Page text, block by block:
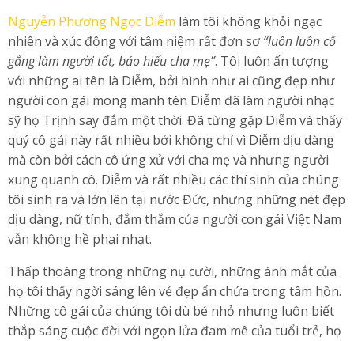
Nguyễn Phương Ngọc Diễm làm tôi không khỏi ngạc
nhiên và xúc động với tâm niệm rất đơn sơ “luôn luôn cố
gắng làm người tốt, báo hiếu cha mẹ”. Tôi luôn ấn tượng
với những ai tên là Diễm, bởi hình như ai cũng đẹp như
người con gái mong manh tên Diễm đã làm người nhạc
sỹ họ Trịnh say đắm một thời. Đã từng gặp Diễm và thấy
quý cô gái này rất nhiều bởi không chỉ vì Diễm dịu dàng
mà còn bởi cách cô ứng xử với cha mẹ và nhưng người
xung quanh cô. Diễm và rất nhiều các thí sinh của chúng
tôi sinh ra và lớn lên tại nước Đức, nhưng những nét đẹp
dịu dàng, nữ tính, đắm thắm của người con gái Việt Nam
vẫn không hề phai nhạt.
Thấp thoáng trong những nụ cười, những ánh mắt của
họ tôi thấy ngời sáng lên vẻ đẹp ẩn chứa trong tâm hồn.
Những cô gái của chúng tôi dù bé nhỏ nhưng luôn biết
thắp sáng cuộc đời với ngọn lửa đam mê của tuổi trẻ, họ